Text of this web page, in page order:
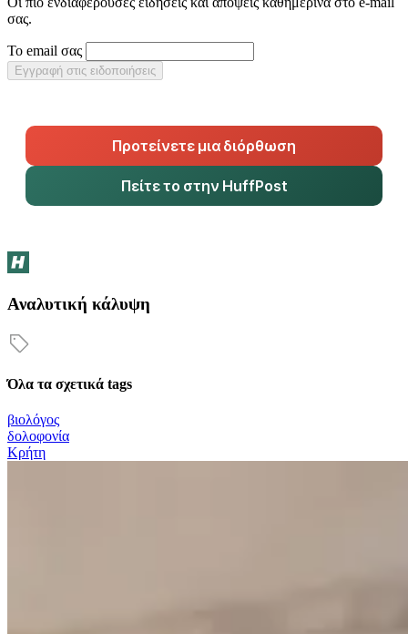
σας.
Το email σας
Εγγραφή στις ειδοποιήσεις
Προτείνετε μια διόρθωση
Πείτε το στην HuffPost
Αναλυτική κάλυψη
Όλα τα σχετικά tags
βιολόγος
δολοφονία
Κρήτη